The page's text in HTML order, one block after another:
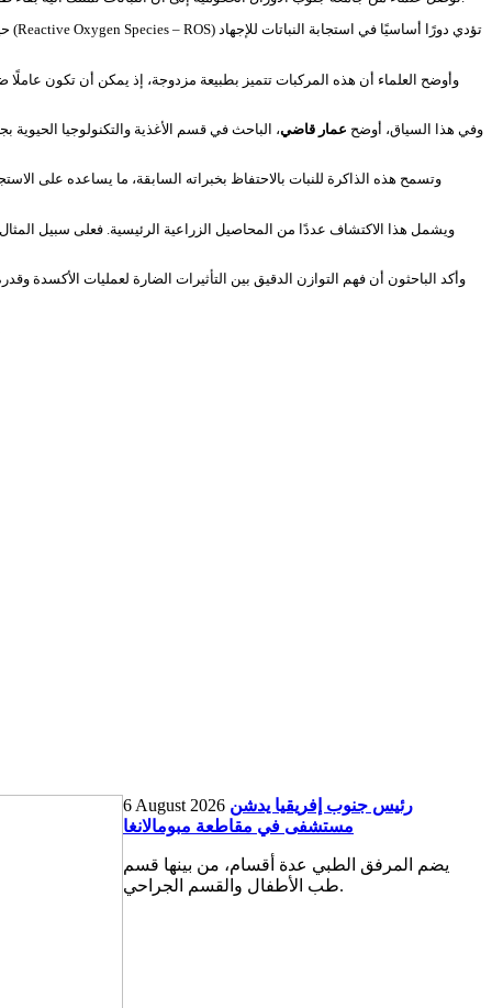
وأوضح العلماء أن هذه المركبات تتميز بطبيعة مزدوجة، إذ يمكن أن تكون
وفي هذا السياق، أوضح عمار قاضي، الباحث في قسم الأغذية والتكنولوجيا
وتسمح هذه الذاكرة للنبات بالاحتفاظ بخبراته السابقة، ما يساعده على
ويشمل هذا الاكتشاف عددًا من المحاصيل الزراعية الرئيسية. فعلى سبيل
وأكد الباحثون أن فهم التوازن الدقيق بين التأثيرات الضارة لعمليات الأكسدة
6 August 2026 رئيس جنوب إفريقيا يدشن
مستشفى في مقاطعة مبومالانغا
يضم المرفق الطبي عدة أقسام، من بينها قسم
طب الأطفال والقسم الجراحي.